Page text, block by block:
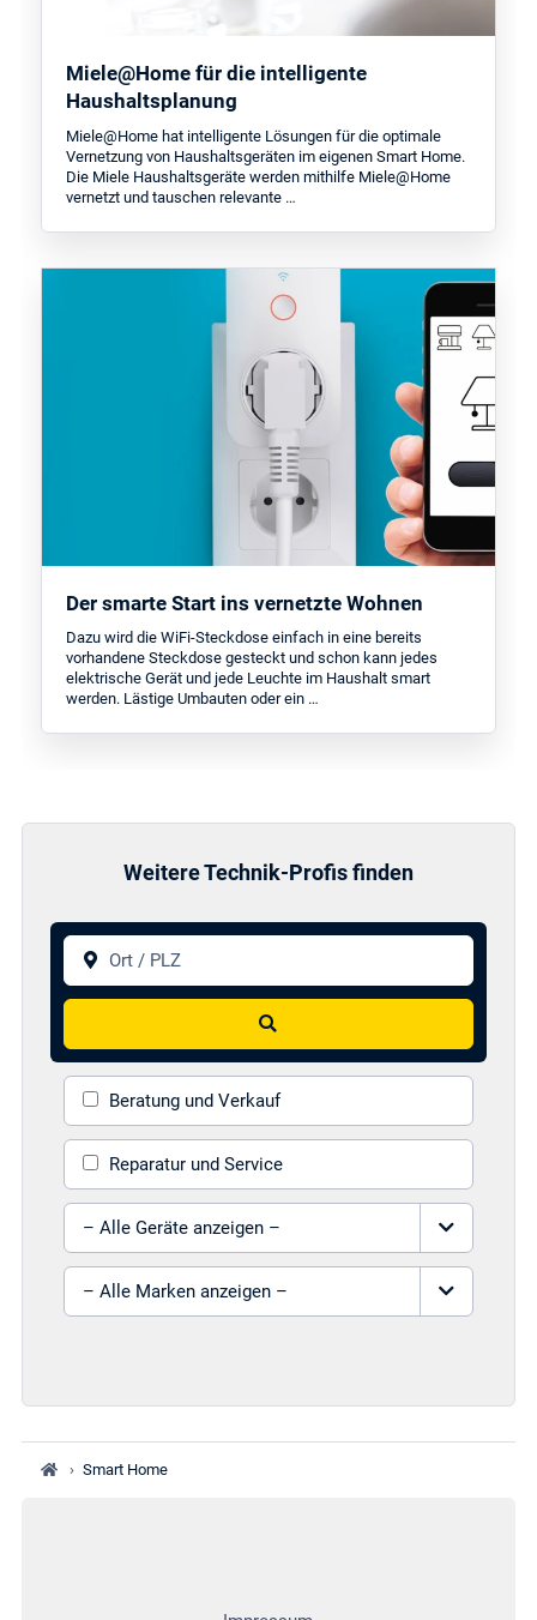
Miele@Home für die intelligente
Haushaltsplanung
Miele@Home hat intelligente Lösungen für die optimale
Vernetzung von Haushaltsgeräten im eigenen Smart Home.
Die Miele Haushaltsgeräte werden mithilfe Miele@Home
vernetzt und tauschen relevante …
Der smarte Start ins vernetzte Wohnen
Dazu wird die WiFi-Steckdose einfach in eine bereits
vorhandene Steckdose gesteckt und schon kann jedes
elektrische Gerät und jede Leuchte im Haushalt smart
werden. Lästige Umbauten oder ein …
Weitere Technik-Profis finden
Ort / PLZ
Suchen
Beratung und Verkauf
Reparatur und Service
Gerät auswählen
Marke auswählen
› Smart Home